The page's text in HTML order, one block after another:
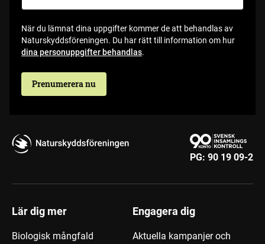
När du lämnat dina uppgifter kommer de att behandlas av
Naturskyddsföreningen. Du har rätt till information om hur
dina personuppgifter behandlas.
Prenumerera nu
PG: 90 19 09-2
Lär dig mer
Biologisk mångfald
Engagera dig
Aktuella kampanjer och